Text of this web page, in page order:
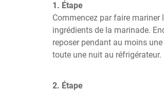
1. Étape
Commencez par faire
ingrédients de la marinade.
reposer pendant au moins
toute une nuit au réfrigérateur.
2. Étape